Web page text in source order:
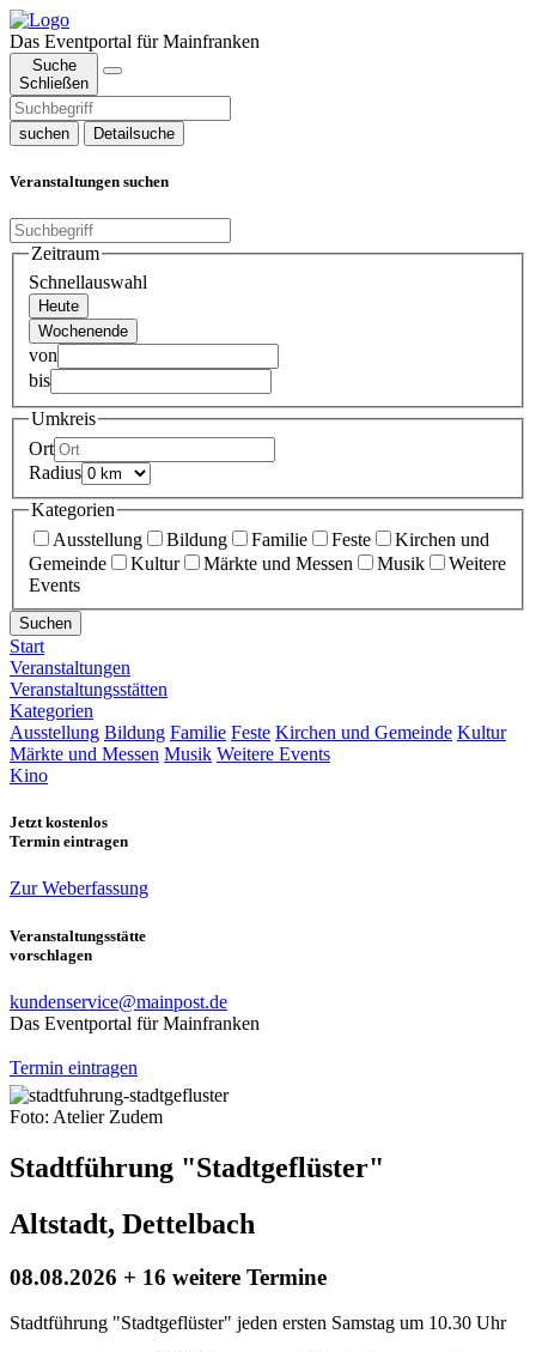
Das Eventportal für Mainfranken
Suche
Schließen
suchen Detailsuche
Veranstaltungen suchen
Zeitraum
Schnellauswahl
Heute
Wochenende
von
bis
Umkreis
Ort
Radius
Kategorien
Ausstellung
Bildung Familie Feste
Kirchen und
Gemeinde
Kultur Märkte und Messen Musik
Weitere
Events
Suchen
Start
Veranstaltungen
Veranstaltungsstätten
Kategorien
Ausstellung Bildung Familie Feste Kirchen und Gemeinde Kultur
Märkte und Messen Musik Weitere Events
Kino
Jetzt kostenlos
Termin eintragen
Zur Weberfassung
Veranstaltungsstätte
vorschlagen
kundenservice@mainpost.de
Das Eventportal für Mainfranken
Termin eintragen
Foto: Atelier Zudem
Stadtführung "Stadtgeflüster"
Altstadt, Dettelbach
08.08.2026 + 16 weitere Termine
Stadtführung "Stadtgeflüster" jeden ersten Samstag um 10.30 Uhr